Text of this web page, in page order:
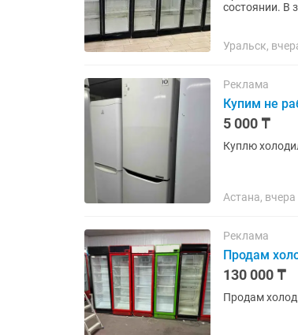
состоянии. В
Уральск,
Реклама
Купим не
5 000 ₸
Куплю
Астана, вчера
Реклама
Продам
130 000 ₸
Продам